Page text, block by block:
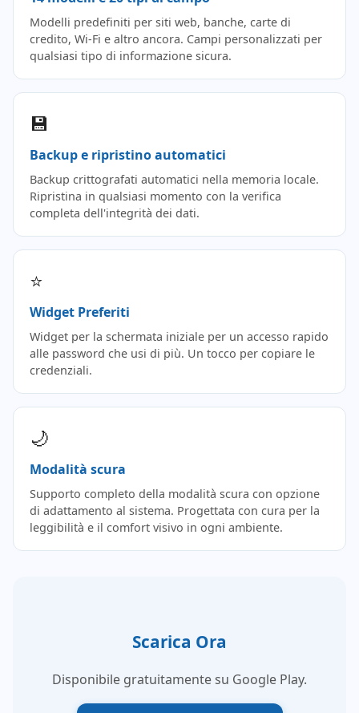
Modelli predefiniti per siti web, banche, carte di
credito, Wi-Fi e altro ancora. Campi personalizzati per
qualsiasi tipo di informazione sicura.
💾
Backup e ripristino automatici
Backup crittografati automatici nella memoria locale.
Ripristina in qualsiasi momento con la verifica
completa dell'integrità dei dati.
⭐
Widget Preferiti
Widget per la schermata iniziale per un accesso rapido
alle password che usi di più. Un tocco per copiare le
credenziali.
🌙
Modalità scura
Supporto completo della modalità scura con opzione
di adattamento al sistema. Progettata con cura per la
leggibilità e il comfort visivo in ogni ambiente.
Scarica Ora
Disponibile gratuitamente su Google Play.